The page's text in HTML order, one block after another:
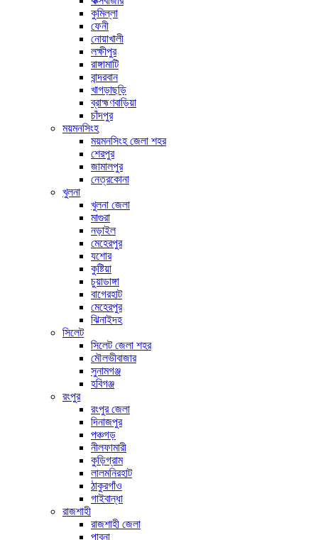
কুমিল্লা
ফেনী
নোয়াখালী
লক্ষীপুর
রাঙ্গামাটি
বান্দরবান
খাগড়াছড়ি
ব্রাহ্মণবাড়িয়া
চাঁদপুর
ময়মনসিংহ
ময়মনসিংহ জেলা শহর
শেরপুর
জামালপুর
নেত্রকোনা
খুলনা
খুলনা জেলা
মাগুরা
নড়াইল
মেহেরপুর
যশোর
কুষ্টিয়া
চুয়াডাঙ্গা
বাগেরহাট
মেহেরপুর
ঝিনাইদহ
সিলেট
সিলেট জেলা শহর
মৌলভীবাজার
সুনামগঞ্জ
হবিগঞ্জ
রংপুর
রংপুর জেলা
দিনাজপুর
পঞ্চগড়
নীলফামারী
কুড়িগ্রাম
লালমনিরহাট
ঠাকুরগাঁও
গাইবান্ধা
রাজশাহী
রাজশাহী জেলা
পাবনা